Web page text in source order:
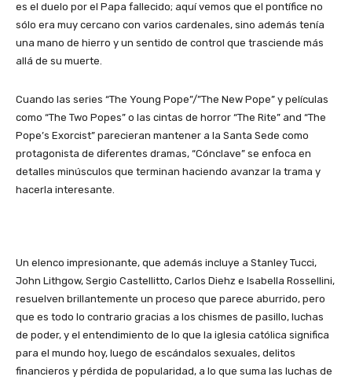
es el duelo por el Papa fallecido; aquí vemos que el pontífice no
sólo era muy cercano con varios cardenales, sino además tenía
una mano de hierro y un sentido de control que trasciende más
allá de su muerte.
Cuando las series “The Young Pope”/”The New Pope” y películas
como “The Two Popes” o las cintas de horror “The Rite” and “The
Pope’s Exorcist” parecieran mantener a la Santa Sede como
protagonista de diferentes dramas, “Cónclave” se enfoca en
detalles minúsculos que terminan haciendo avanzar la trama y
hacerla interesante.
Un elenco impresionante, que además incluye a Stanley Tucci,
John Lithgow, Sergio Castellitto, Carlos Diehz e Isabella Rossellini,
resuelven brillantemente un proceso que parece aburrido, pero
que es todo lo contrario gracias a los chismes de pasillo, luchas
de poder, y el entendimiento de lo que la iglesia católica significa
para el mundo hoy, luego de escándalos sexuales, delitos
financieros y pérdida de popularidad, a lo que suma las luchas de